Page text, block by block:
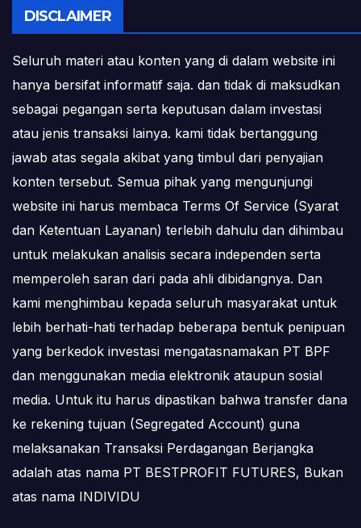
DISCLAIMER
Seluruh materi atau konten yang di dalam website ini
hanya bersifat informatif saja. dan tidak di maksudkan
sebagai pegangan serta keputusan dalam investasi
atau jenis transaksi lainya. kami tidak bertanggung
jawab atas segala akibat yang timbul dari penyajian
konten tersebut. Semua pihak yang mengunjungi
website ini harus membaca Terms Of Service (Syarat
dan Ketentuan Layanan) terlebih dahulu dan dihimbau
untuk melakukan analisis secara independen serta
memperoleh saran dari pada ahli dibidangnya. Dan
kami menghimbau kepada seluruh masyarakat untuk
lebih berhati-hati terhadap beberapa bentuk penipuan
yang berkedok investasi mengatasnamakan PT BPF
dan menggunakan media elektronik ataupun sosial
media. Untuk itu harus dipastikan bahwa transfer dana
ke rekening tujuan (Segregated Account) guna
melaksanakan Transaksi Perdagangan Berjangka
adalah atas nama PT BESTPROFIT FUTURES, Bukan
atas nama INDIVIDU